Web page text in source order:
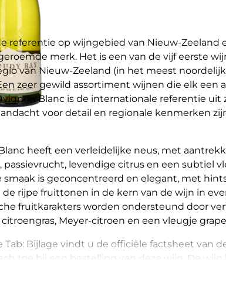
referentie op wijngebied van Nieuw-Zeeland
merk. Het is een van de vijf eerste
van Nieuw-Zeeland (in het meest
zeer gewild assortiment wijnen die elk een
Blanc is de internationale referentie uit
voor detail en regionale kenmerken
heeft een verleidelijke neus, met
levendige citrus en een subtiel
smaak is geconcentreerd en elegant, met
de rijpe fruittonen in de kern van de wijn in
fruitkarakters worden ondersteund door
Meyer-citroen en een vleugje
Tab: Bijlage vindt u de officiële factsheet van
toe bij een bestelling van deze wijn. De wijn
Wine Warehouse en als u de wijn komt